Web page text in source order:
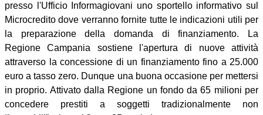
presso l'Ufficio Informagiovani uno sportello informativo sul
Microcredito dove verranno fornite tutte le indicazioni utili per
la preparazione della domanda di finanziamento. La
Regione Campania sostiene l'apertura di nuove attività
attraverso la concessione di un finanziamento fino a 25.000
euro a tasso zero. Dunque una buona occasione per mettersi
in proprio. Attivato dalla Regione un fondo da 65 milioni per
concedere prestiti a soggetti tradizionalmente non